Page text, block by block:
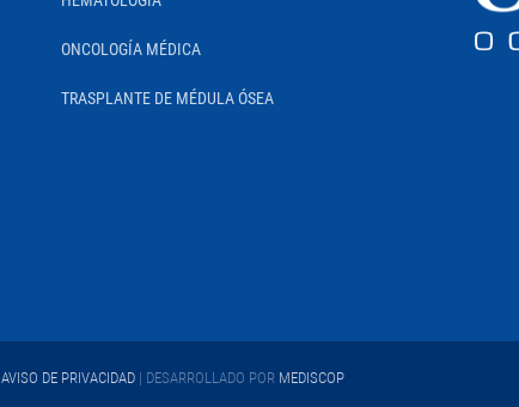
ONCOLOGÍA MÉDICA
TRASPLANTE DE MÉDULA ÓSEA
AVISO DE PRIVACIDAD | DESARROLLADO POR MEDISCOP